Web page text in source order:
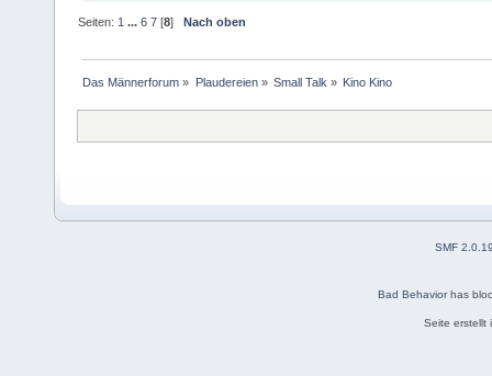
Seiten: 1 ...6 7 [8]Nach oben
Das Männerforum » Plaudereien» Small Talk » Kino Kino
SMF
Bad Behaviorhas
Seite erstellt